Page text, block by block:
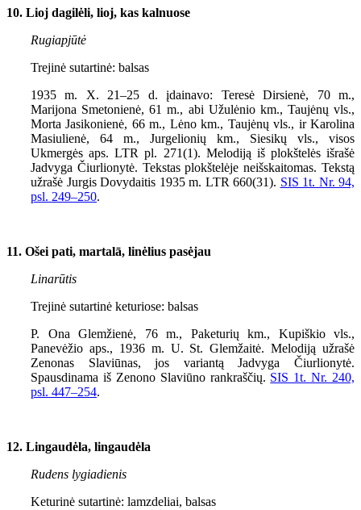
10. Lioj dagilėli, lioj, kas kalnuose
Rugiapjūtė
Trejinė sutartinė: balsas
1935 m. X. 21–25 d. įdainavo: Teresė Dirsienė, 70 m.,
Marijona Smetonienė, 61 m., abi Užulėnio km., Taujėnų vls.,
Morta Jasikonienė, 66 m., Lėno km., Taujėnų vls., ir Karolina
Masiulienė, 64 m., Jurgelionių km., Siesikų vls., visos
Ukmergės aps. LTR pl. 271(1). Melodiją iš plokštelės išrašė
Jadvyga Čiurlionytė. Tekstas plokštelėje neišskaitomas. Tekstą
užrašė Jurgis Dovydaitis 1935 m. LTR 660(31). SIS 1t. Nr. 94,
psl. 249–250.
11. Ošei pati, martalā, linėlius pasėjau
Linarūtis
Trejinė sutartinė keturiose: balsas
P. Ona Glemžienė, 76 m., Paketurių km., Kupiškio vls.,
Panevėžio aps., 1936 m. U. St. Glemžaitė. Melodiją užrašė
Zenonas Slaviūnas, jos variantą Jadvyga Čiurlionytė.
Spausdinama iš Zenono Slaviūno rankraščių. SIS 1t. Nr. 240,
psl. 447–254.
12. Lingaudėla, lingaudėla
Rudens lygiadienis
Keturinė sutartinė: lamzdeliai, balsas